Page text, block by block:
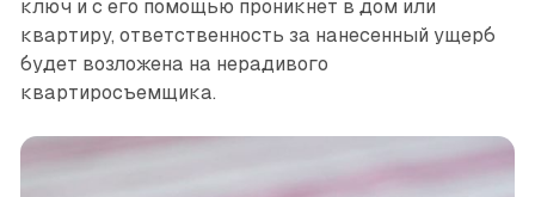
ключ и с его помощью проникнет в дом или
квартиру, ответственность за нанесенный ущерб
будет возложена на нерадивого
квартиросъемщика.